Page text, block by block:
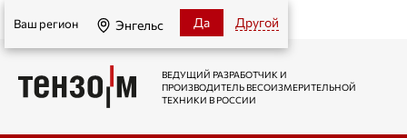
Энгельс
Ваш регион Энгельс Да Другой
ВЕДУЩИЙ РАЗРАБОТЧИК И
ПРОИЗВОДИТЕЛЬ ВЕСОИЗМЕРИТЕЛЬНОЙ
ТЕХНИКИ В РОССИИ